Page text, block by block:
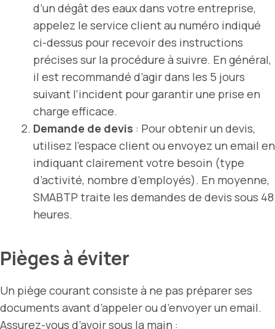
d’un dégât des eaux dans votre entreprise,
appelez le service client au numéro indiqué
ci-dessus pour recevoir des instructions
précises sur la procédure à suivre. En général,
il est recommandé d’agir dans les 5 jours
suivant l’incident pour garantir une prise en
charge efficace.
Demande de devis : Pour obtenir un devis,
utilisez l’espace client ou envoyez un email en
indiquant clairement votre besoin (type
d’activité, nombre d’employés). En moyenne,
SMABTP traite les demandes de devis sous 48
heures.
Pièges à éviter
Un piège courant consiste à ne pas préparer ses
documents avant d’appeler ou d’envoyer un email.
Assurez-vous d’avoir sous la main :